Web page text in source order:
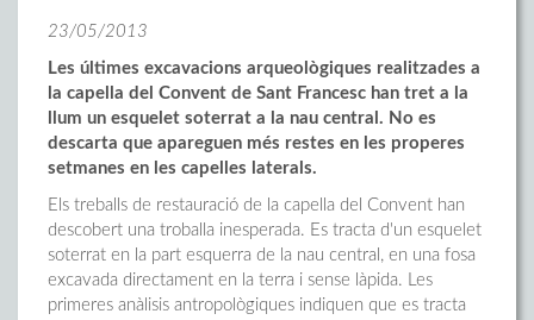
23/05/2013
Les últimes excavacions arqueològiques realitzades a
la capella del Convent de Sant Francesc han tret a la
llum un esquelet soterrat a la nau central. No es
descarta que apareguen més restes en les properes
setmanes en les capelles laterals.
Els treballs de restauració de la capella del Convent han
descobert una troballa inesperada. Es tracta d'un esquelet
soterrat en la part esquerra de la nau central, en una fosa
excavada directament en la terra i sense làpida. Les
primeres anàlisis antropològiques indiquen que es tracta